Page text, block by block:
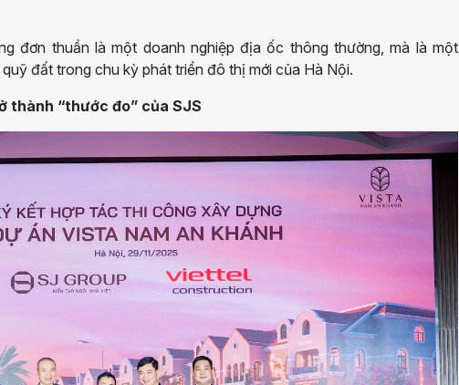
đơn thuần là một doanh nghiệp địa ốc thông thường, mà là một
đất trong chu kỳ phát triển đô thị mới của Hà Nội.
thành “thước đo” của SJS